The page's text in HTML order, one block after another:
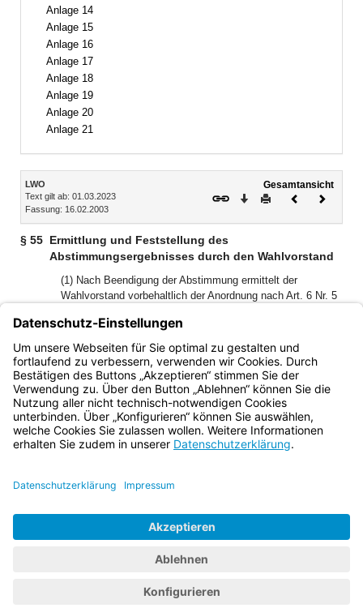
Anlage 14
Anlage 15
Anlage 16
Anlage 17
Anlage 18
Anlage 19
Anlage 20
Anlage 21
Inhalt
LWO
Text gilt ab: 01.03.2023
Fassung: 16.02.2003
Gesamtansicht
Download
DruckenVorheriges
§ 55 Ermittlung und Feststellung des
Abstimmungsergebnisses durch den Wahlvorstand
(1) Nach Beendigung der Abstimmung ermittelt der
Wahlvorstand vorbehaltlich der Anordnung nach Art. 6 Nr. 5
(2) Finden am selben Tag mehrere Abstimmungen statt, so
sind die Ergebnisse für die einzelnen Abstimmungen
nacheinander zu ermitteln und festzustellen.
Bayern.de
BayernPortal
Impressum